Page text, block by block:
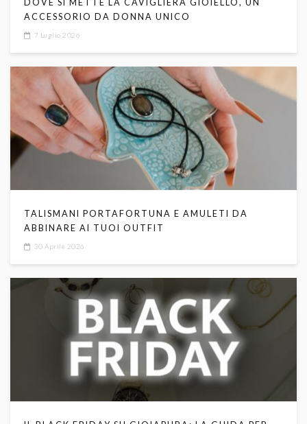
DOVE SI METTE LA CAVIGLIERA GIOIELLO, UN
ACCESSORIO DA DONNA UNICO
7 Luglio 2026
TALISMANI PORTAFORTUNA E AMULETI DA
ABBINARE AI TUOI OUTFIT
30 Aprile 2026